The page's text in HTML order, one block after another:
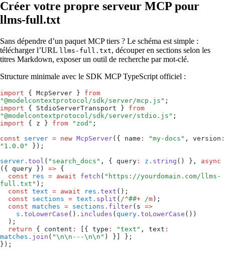
Créer votre propre serveur MCP pour
llms-full.txt
Sans dépendre d’un paquet MCP tiers ? Le schéma est simple :
télécharger l’URL llms-full.txt, découper en sections selon les
titres Markdown, exposer un outil de recherche par mot-clé.
Structure minimale avec le SDK MCP TypeScript officiel :
import { McpServer } from
"@modelcontextprotocol/sdk/server/mcp.js " ;
import { StdioServerTransport } from
"@modelcontextprotocol/sdk/server/stdio.js " ;
import { z } from " zod " ;
const server = new McpServer( { name : "my-docs " , version :
" 1.0.0 " } );
server . tool ( " search_docs " , { query : z . string () } ,
async
( { query } ) => {
  const
res = await fetch ( " https://yourdomain.com/llms-
full.txt " );
  const
text = await res . text ();
  const
sections = text . split ( /^##+ /m );
  const
matches = sections . filter( s =>
    s
. toLowerCase () . includes ( query . toLowerCase ())
  );
  return
{ content : [{ type : "text " , text :
matches . join ( "\n\n ---\n\n " ) }] };
});